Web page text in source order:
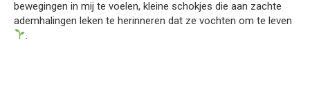
bewegingen in mij te voelen, kleine schokjes die aan zachte
ademhalingen leken te herinneren dat ze vochten om te leven
.